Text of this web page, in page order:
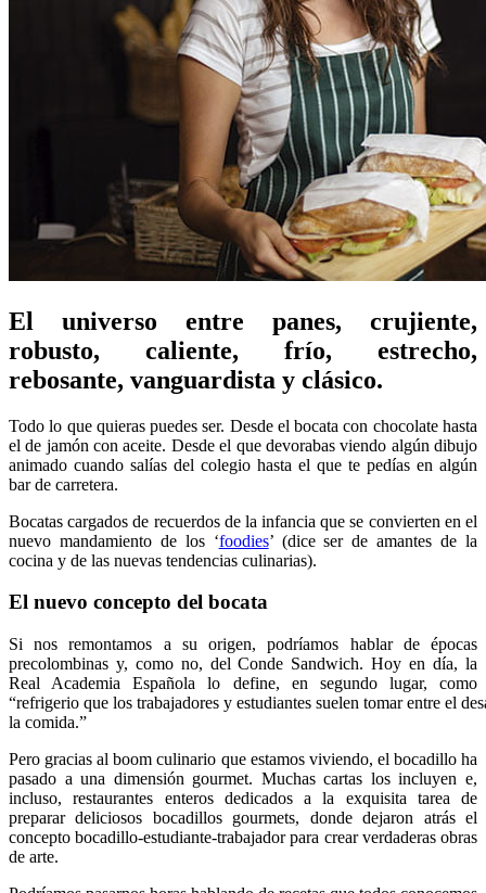
El universo entre panes, crujiente,
robusto, caliente, frío, estrecho,
rebosante, vanguardista y clásico.
Todo lo que quieras puedes ser. Desde el bocata con chocolate hasta
el de jamón con aceite. Desde el que devorabas viendo algún dibujo
animado cuando salías del colegio hasta el que te pedías en algún
bar de carretera.
Bocatas cargados de recuerdos de la infancia que se convierten en el
nuevo mandamiento de los ‘foodies’ (dice ser de amantes de la
cocina y de las nuevas tendencias culinarias).
El nuevo concepto del bocata
Si nos remontamos a su origen, podríamos hablar de épocas
precolombinas y, como no, del Conde Sandwich. Hoy en día, la
Real Academia Española lo define, en segundo lugar, como
“refrigerio que los trabajadores y estudiantes suelen tomar entre el
la comida.”
Pero gracias al boom culinario que estamos viviendo, el bocadillo ha
pasado a una dimensión gourmet. Muchas cartas los incluyen e,
incluso, restaurantes enteros dedicados a la exquisita tarea de
preparar deliciosos bocadillos gourmets, donde dejaron atrás el
concepto bocadillo-estudiante-trabajador para crear verdaderas obras
de arte.